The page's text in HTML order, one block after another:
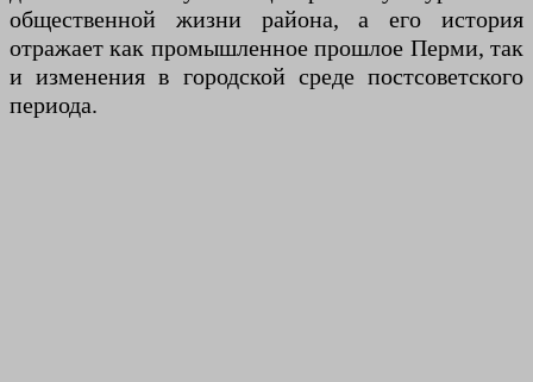
общественной жизни района, а его история
отражает как промышленное прошлое Перми, так
и изменения в городской среде постсоветского
периода.